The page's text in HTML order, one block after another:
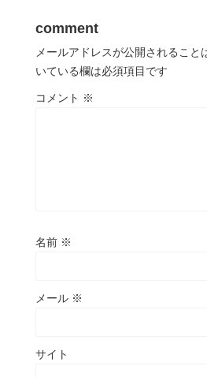
comment
メールアドレスが公開されること
いている欄は必須項目です
コメント ※
名前 ※
メール ※
サイト